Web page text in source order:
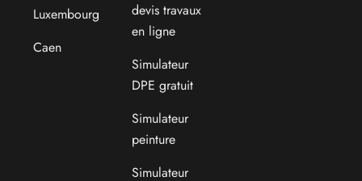
Luxembourg
Caen
devis travaux
en ligne
Simulateur
DPE gratuit
Simulateur
peinture
Simulateur